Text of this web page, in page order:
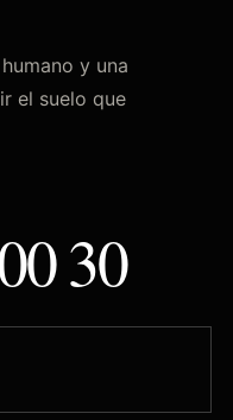
y una
el suelo que
30